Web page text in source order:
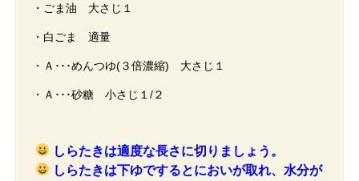
・ごま油 大さじ１
・白ごま 適量
・Ａ･･･めんつゆ(３倍濃縮) 大さじ１
・Ａ･･･砂糖 小さじ１/２
しらたきは適度な長さに切りましょう。
しらたきは下ゆでするとにおいが取れ、水分が